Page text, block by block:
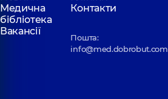
Медична
бібліотека
Контакти
Вакансії
Пошта:
info@med.dobrobut.com